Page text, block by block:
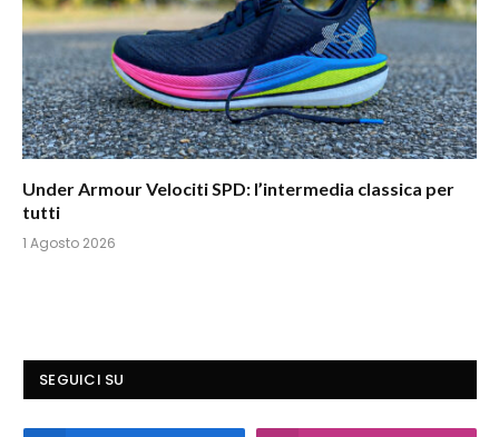
Under Armour Velociti SPD: l’intermedia classica per
tutti
1 Agosto 2026
SEGUICI SU